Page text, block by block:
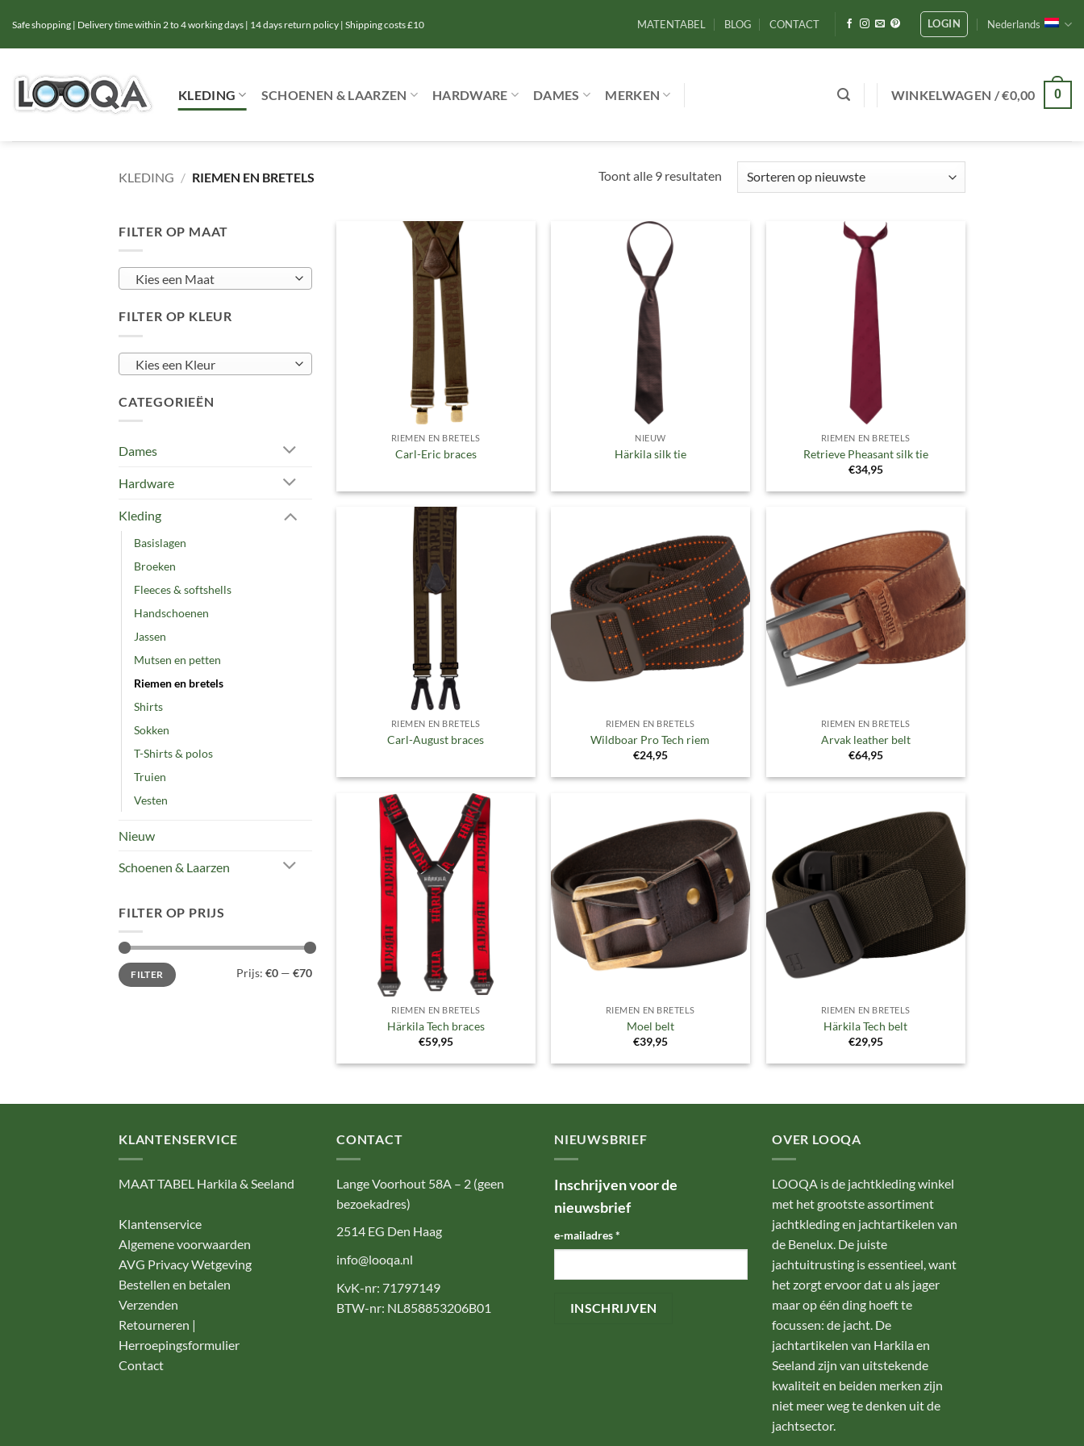
naar
inhoud
Safe shopping | Delivery time within 2 to 4 working days | 14 days return policy | Shipping costs £10 MATENTABEL BLOG CONTACT LOGIN Nederlands
KLEDING SCHOENEN & LAARZEN HARDWARE DAMES MERKEN WINKELWAGEN /€0,00 0
KLEDING / RIEMEN EN BRETELS Toont alle 9 resultatenGesorteerd
FILTER OP MAAT
Kies een Maat
FILTER OP KLEUR
Kies een Kleur
CATEGORIEËN
Dames
Hardware
Kleding
Basislagen
Broeken
Fleeces & softshells
Handschoenen
Jassen
Mutsen en petten
Riemen en bretels
Shirts
Sokken
T-Shirts & polos
Truien
Vesten
Nieuw
Schoenen & Laarzen
FILTER OP PRIJS
Min.
prijs
Max.
prijsFILTER Prijs: €0 — €70
RIEMEN EN BRETELS
Carl-Eric braces
NIEUW
Härkila silk tie
RIEMEN EN BRETELS
Retrieve Pheasant silk tie
€34,95
RIEMEN EN BRETELS
Carl-August braces
Toevoegen
aan
verlanglijst
RIEMEN EN BRETELS
Wildboar Pro Tech riem
€24,95
Toevoegen
aan
verlanglijst
RIEMEN EN BRETELS
Arvak leather belt
€64,95
Toevoegen
verlanglijst
RIEMEN EN BRETELS
Härkila Tech braces
€59,95
Toevoegen
aan
verlanglijst
RIEMEN EN BRETELS
Moel belt
€39,95
Toevoegen
aan
verlanglijst
RIEMEN EN BRETELS
Härkila Tech belt
€29,95
KLANTENSERVICE
MAAT TABEL Harkila & Seeland
Klantenservice
Algemene voorwaarden
AVG Privacy Wetgeving
Bestellen en betalen
Verzenden
Retourneren |
Herroepingsformulier
Contact
CONTACT
Lange Voorhout 58A – 2 (geen
bezoekadres)
2514 EG Den Haag
info@looqa.nl
KvK-nr: 71797149
BTW-nr: NL858853206B01
NIEUWSBRIEF
Inschrijven voor de
nieuwsbrief
e-mailadres*
OVER LOOQA
LOOQA is de jachtkleding winkel
met het grootste assortiment
jachtkleding en jachtartikelen van
de Benelux. De juiste
jachtuitrusting is essentieel, want
het zorgt ervoor dat u als jager
maar op één ding hoeft te
focussen: de jacht. De
jachtartikelen van Harkila en
Seeland zijn van uitstekende
kwaliteit en beiden merken zijn
niet meer weg te denken uit de
jachtsector.